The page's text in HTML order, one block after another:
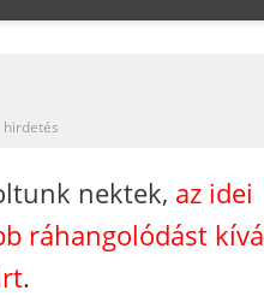
hirdetés
nektek, az idei
ráhangolódást
.